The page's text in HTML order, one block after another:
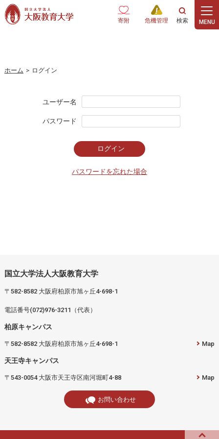
本文へ
寄附 危機管理
ホーム > ログイン
ユーザー名
パスワード
パスワードを忘れた場合
国立大学法人大阪教育大学
〒582-8582 大阪府柏原市旭ヶ丘4-698-1
電話番号(072)976-3211（代表）
柏原キャンパス
〒582-8582 大阪府柏原市旭ヶ丘4-698-1 Map
天王寺キャンパス
〒543-0054 大阪市天王寺区南河堀町4-88 Map
お問い合わせ